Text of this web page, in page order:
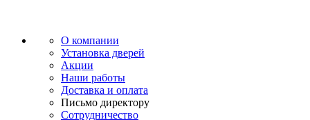
О компании
Установка дверей
Акции
Наши работы
Доставка и оплата
Письмо директору
Сотрудничество